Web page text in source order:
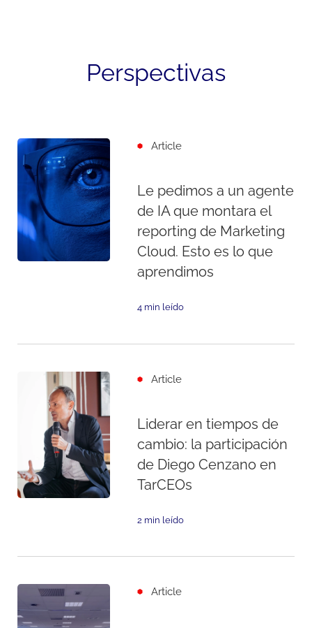
Perspectivas
Article
Le pedimos a un agente
de IA que montara el
reporting de Marketing
Cloud. Esto es lo que
aprendimos
4 min leído
Article
Liderar en tiempos de
cambio: la participación
de Diego Cenzano en
TarCEOs
2 min leído
Article